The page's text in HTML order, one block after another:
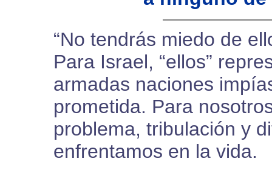
“No tendrás miedo de
Para Israel, “ellos”
armadas naciones
prometida. Para
problema, tribulación y
enfrentamos en la vida.